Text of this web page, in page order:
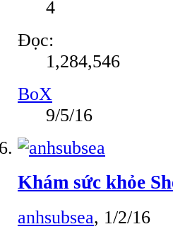
4
Đọc:
1,284,546
BoX
9/5/16
Khám sức khỏe
anhsubsea, 1/2/16